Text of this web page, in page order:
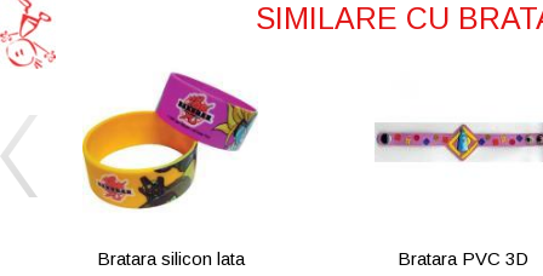
SIMILARE CU
Bratara silicon lata Bratara PVC 3D